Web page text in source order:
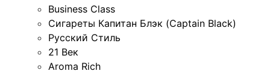
Business Class
Сигареты Капитан Блэк (Captain Black)
Русский Стиль
21 Век
Aroma Rich